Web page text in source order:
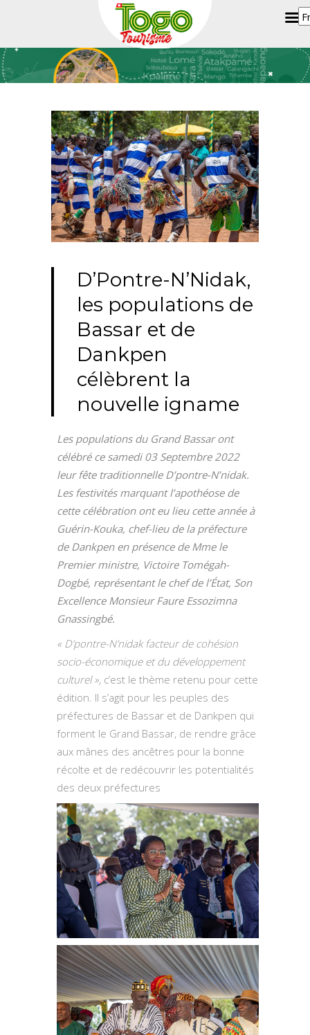
D’Pontre-N’Nidak,
les populations de
Bassar et de
Dankpen
célèbrent la
nouvelle igname
Les populations du Grand Bassar ont
célébré ce samedi 03 Septembre 2022
leur fête traditionnelle D’pontre-N’nidak.
Les festivités marquant l’apothéose de
cette célébration ont eu lieu cette année à
Guérin-Kouka, chef-lieu de la préfecture
de Dankpen en présence de Mme le
Premier ministre, Victoire Tomégah-
Dogbé, représentant le chef de l’État, Son
Excellence Monsieur Faure Essozimna
Gnassingbé.
« D’pontre-N’nidak facteur de cohésion
socio-économique et du développement
culturel », c’est le thème retenu pour cette
édition. Il s’agit pour les peuples des
préfectures de Bassar et de Dankpen qui
forment le Grand Bassar, de rendre grâce
aux mânes des ancêtres pour la bonne
récolte et de redécouvrir les potentialités
des deux préfectures